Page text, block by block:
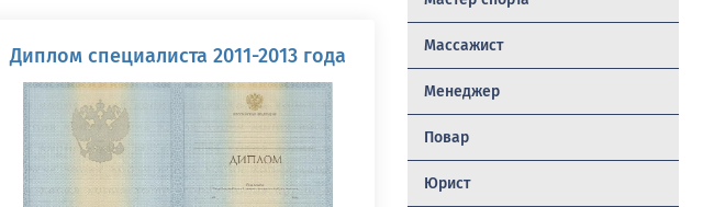
Диплом специалиста 2011-2013 года Массажист
Менеджер
Повар
Юрист